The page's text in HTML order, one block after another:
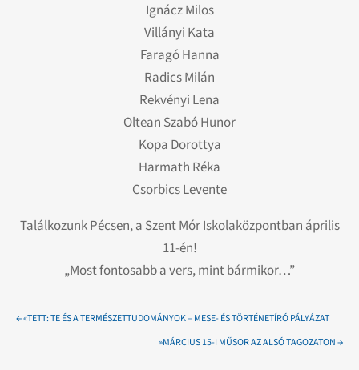
Ignácz Milos
Villányi Kata
Faragó Hanna
Radics Milán
Rekvényi Lena
Oltean Szabó Hunor
Kopa Dorottya
Harmath Réka
Csorbics Levente
Találkozunk Pécsen, a Szent Mór Iskolaközpontban április
11-én!
„Most fontosabb a vers, mint bármikor…”
←«TETT: TE ÉS A TERMÉSZETTUDOMÁNYOK – MESE- ÉS TÖRTÉNETÍRÓ PÁLYÁZAT
»MÁRCIUS 15-I MŰSOR AZ ALSÓ TAGOZATON→